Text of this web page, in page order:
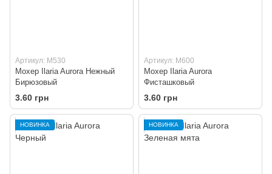
Артикул: M530
Мохер Ilaria Aurora Нежный
Бирюзовый
3.60 грн
Артикул: M600
Мохер Ilaria Aurora
Фисташковый
3.60 грн
НОВИНКА НОВИНКА